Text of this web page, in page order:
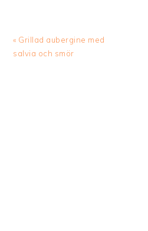
Previous
Post:
« Grillad aubergine med
salvia och smör